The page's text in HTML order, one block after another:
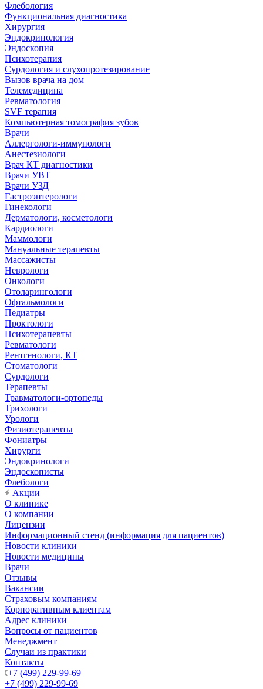
Флебология
Функциональная диагностика
Хирургия
Эндокринология
Эндоскопия
Психотерапия
Сурдология и слухопротезирование
Вызов врача на дом
Телемедицина
Ревматология
SVF терапия
Компьютерная томография зубов
Врачи
Аллергологи-иммунологи
Анестезиологи
Врач КТ диагностики
Врачи УВТ
Врачи УЗД
Гастроэнтерологи
Гинекологи
Дерматологи, косметологи
Кардиологи
Маммологи
Мануальные терапевты
Массажисты
Неврологи
Онкологи
Отоларингологи
Офтальмологи
Педиатры
Проктологи
Психотерапевты
Ревматологи
Рентгенологи, КТ
Стоматологи
Сурдологи
Терапевты
Травматологи-ортопеды
Трихологи
Урологи
Физиотерапевты
Фониатры
Хирурги
Эндокринологи
Эндоскописты
Флебологи
Акции
О клинике
О компании
Лицензии
Информационный стенд (информация для пациентов)
Новости клиники
Новости медицины
Врачи
Отзывы
Вакансии
Страховым компаниям
Корпоративным клиентам
Адрес клиники
Вопросы от пациентов
Менеджмент
Случаи из практики
Контакты
+7 (499) 229-99-69
+7 (499) 229-99-69